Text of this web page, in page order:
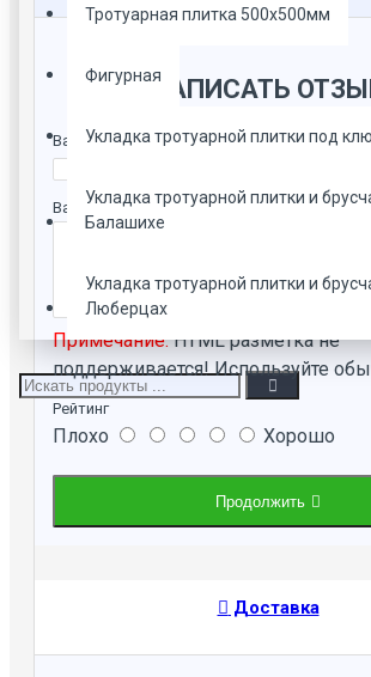
Тротуарная плитка 500х500мм
Фигурная
Укладка тротуарной плитки под
Укладка тротуарной плитки и
Балашихе
Укладка тротуарной плитки и
Люберцах
НАПИСАТЬ
Ваше имя
Ваш отзыв
Примечание:HTML разметка не
поддерживается! Используйте
Рейтинг
Плохо Хорошо
Продолжить
Доставка